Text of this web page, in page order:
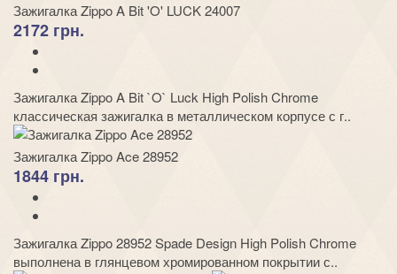
Зажигалка Zippo A Bit 'O' LUCK 24007
2172 грн.
Зажигалка Zippo A Bit `O` Luck High Polish Chrome
классическая зажигалка в металлическом корпусе с г..
Зажигалка Zippo Ace 28952
1844 грн.
Зажигалка Zippo 28952 Spade Design High Polish Chrome
выполнена в глянцевом хромированном покрытии с..